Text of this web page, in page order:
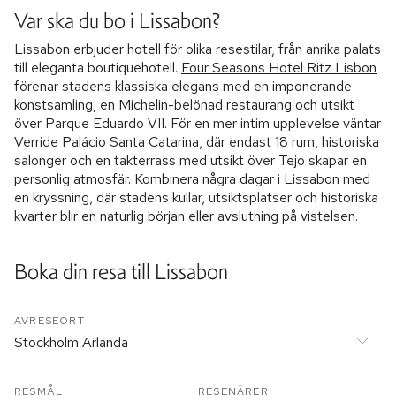
Var ska du bo i Lissabon?
Lissabon erbjuder hotell för olika resestilar, från anrika palats
till eleganta boutiquehotell. Four Seasons Hotel Ritz Lisbon
förenar stadens klassiska elegans med en imponerande
konstsamling, en Michelin-belönad restaurang och utsikt
över Parque Eduardo VII. För en mer intim upplevelse väntar
Verride Palácio Santa Catarina, där endast 18 rum, historiska
salonger och en takterrass med utsikt över Tejo skapar en
personlig atmosfär. Kombinera några dagar i Lissabon med
en kryssning, där stadens kullar, utsiktsplatser och historiska
kvarter blir en naturlig början eller avslutning på vistelsen.
Boka din resa till Lissabon
AVRESEORT
Stockholm Arlanda
RESMÅL RESENÄRER